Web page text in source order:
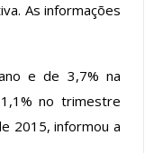
As informações
e de 3,7% na
no trimestre
2015, informou a
ASSECOR
Sobre A
Carreiras Do…